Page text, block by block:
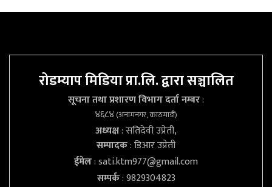
रोडम्याप मिडिया प्रा.लि. द्वारा सञ्चालित
सूचना तथा प्रशारण विभाग दर्ता नम्बर:
४६८४(अनामनगर, काठमाडौं)
अध्यक्ष: सतिदेवी उप्रेती,
सम्पादक: डिआर उप्रेती
ईमेल:sati.ktm977@gmail.com
सम्पर्क: 9829304823